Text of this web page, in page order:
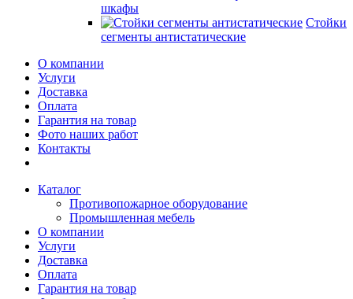
шкафы
Стойки
сегменты антистатические
О компании
Услуги
Доставка
Оплата
Гарантия на товар
Фото наших работ
Контакты
Каталог
Противопожарное оборудование
Промышленная мебель
О компании
Услуги
Доставка
Оплата
Гарантия на товар